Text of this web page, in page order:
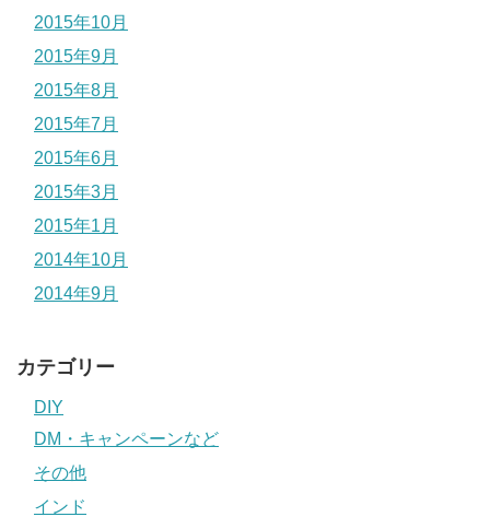
2015年10月
2015年9月
2015年8月
2015年7月
2015年6月
2015年3月
2015年1月
2014年10月
2014年9月
カテゴリー
DIY
DM・キャンペーンなど
その他
インド